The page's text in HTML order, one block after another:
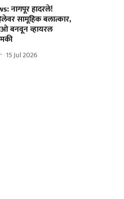
नागपूर हादरले!
सामूहिक बलात्कार,
बनवून व्हायरल
15 Jul 2026